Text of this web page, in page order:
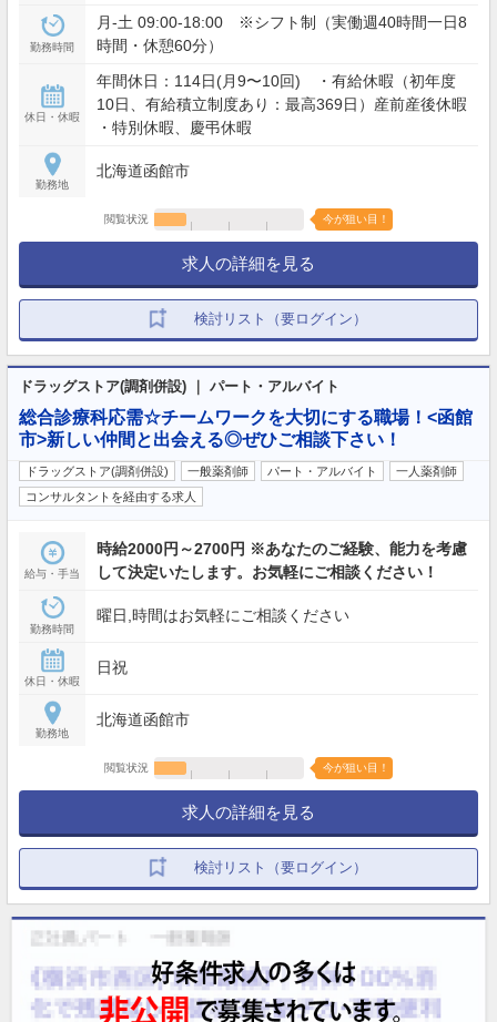
勤務時間
月-土 09:00-18:00 ※シフト制（実働週40時間一日8
時間・休憩60分）
休日・休暇
年間休日：114日(月9〜10回) ・有給休暇（初年度
10日、有給積立制度あり：最高369日）産前産後休暇
・特別休暇、慶弔休暇
勤務地
北海道函館市
閲覧状況 今が狙い目！
求人の詳細を見る
検討リスト（要ログイン）
ドラッグストア(調剤併設) ｜ パート・アルバイト
総合診療科応需☆チームワークを大切にする職場！<函館
市>新しい仲間と出会える◎ぜひご相談下さい！
ドラッグストア(調剤併設) 一般薬剤師 パート・アルバイト
一人薬剤師
コンサルタントを経由する求人
給与・手当
時給2000円～2700円 ※あなたのご経験、能力を考慮
して決定いたします。お気軽にご相談ください！
勤務時間
曜日,時間はお気軽にご相談ください
休日・休暇
日祝
勤務地
北海道函館市
閲覧状況 今が狙い目！
求人の詳細を見る
検討リスト（要ログイン）